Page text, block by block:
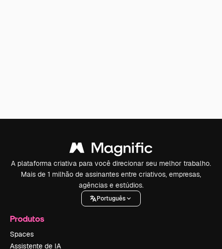
A plataforma criativa para você direcionar seu melhor trabalho.
Mais de 1 milhão de assinantes entre criativos, empresas,
agências e estúdios.
Português
Produtos
Spaces
Assistente de IA